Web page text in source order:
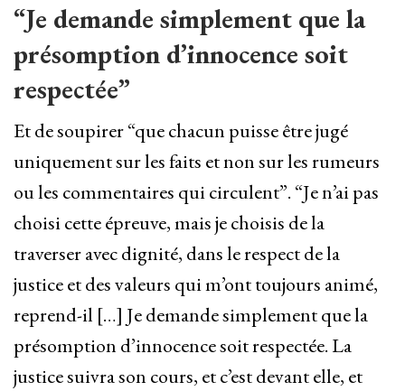
“Je demande simplement que la
présomption d’innocence soit
respectée”
Et de soupirer “que chacun puisse être jugé
uniquement sur les faits et non sur les rumeurs
ou les commentaires qui circulent”. “Je n’ai pas
choisi cette épreuve, mais je choisis de la
traverser avec dignité, dans le respect de la
justice et des valeurs qui m’ont toujours animé,
reprend-il […] Je demande simplement que la
présomption d’innocence soit respectée. La
justice suivra son cours, et c’est devant elle, et